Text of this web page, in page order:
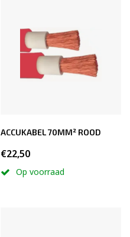
ACCUKABEL 70MM² ROOD
€22,50
Op voorraad